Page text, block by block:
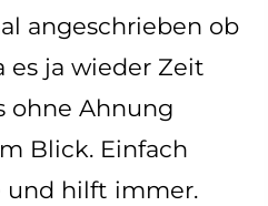
angeschrieben ob
es ja wieder Zeit
ohne Ahnung
Blick. Einfach
und hilft immer.